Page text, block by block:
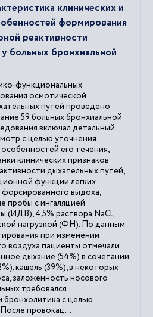
клинических и
формирования
реактивности
больных бронхиальной
функциональных
осмотической
путей проведено
59 больных бронхиальной
включал детальный
с целью уточнения
его течения,
клинических признаков
дыхательных путей,
функции легких
выдоха,
пробы с ингаляцией
(ИДВ), 4,5% раствора NaCl,
нагрузкой (ФН). По данным
при изменении
воздуха пациенты отмечали
дыхание (54%) в сочетании
кашель (39%), в некоторых
заложенность носового
требовался
с целью
провокац...